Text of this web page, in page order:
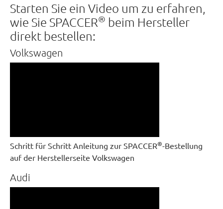
Starten Sie ein Video um zu erfahren,
wie Sie SPACCER® beim Hersteller
direkt bestellen:
Volkswagen
Schritt für Schritt Anleitung zur SPACCER®-Bestellung
auf der Herstellerseite Volkswagen
Audi